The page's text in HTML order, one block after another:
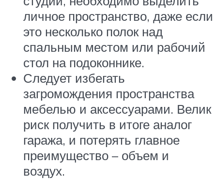
личное пространство, даже если
это несколько полок над
спальным местом или рабочий
стол на подоконнике.
Следует избегать
загромождения пространства
мебелью и аксессуарами. Велик
риск получить в итоге аналог
гаража, и потерять главное
преимущество – объем и
воздух.